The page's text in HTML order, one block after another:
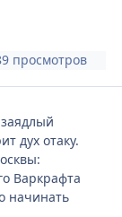
просмотров
дух отаку.
Варкрафта
начинать